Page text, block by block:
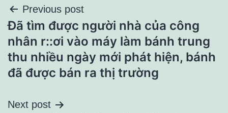
Điều
hướng
bài
viết
Previous post
Đã tìm được người nhà của công
nhân r::ơi vào máy làm bánh trung
thu nhiều ngày mới phát hiện, bánh
đã được bán ra thị trường
Next post